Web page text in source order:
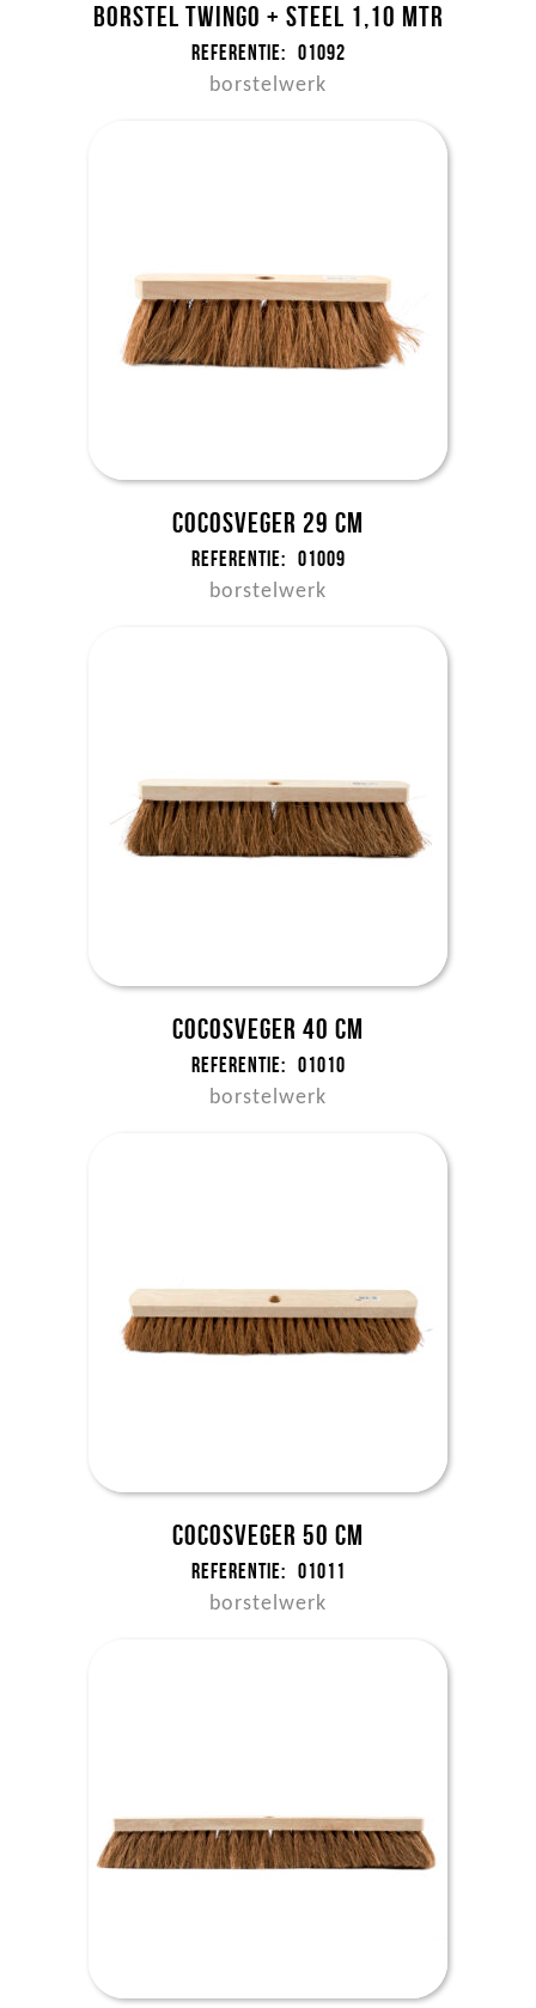
Borstel Twingo + steel 1,10 mtr
Referentie: 01092
borstelwerk
Cocosveger 29 cm
Referentie: 01009
borstelwerk
Cocosveger 40 cm
Referentie: 01010
borstelwerk
Cocosveger 50 cm
Referentie: 01011
borstelwerk